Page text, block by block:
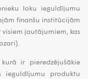
loku ieguldījumu
finanšu institūcijām
jautājumiem, kas
ir pieredzējušākie
ieguldījumu produktu